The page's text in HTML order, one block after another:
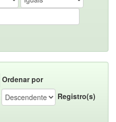
Ordenar por
Registro(s)